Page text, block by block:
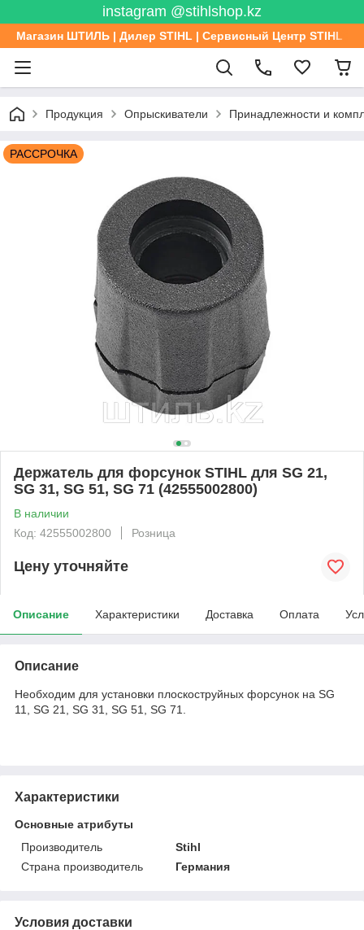
instagram @stihlshop.kz
Магазин ШТИЛЬ | Дилер STIHL | Сервисный Центр STIHL
Продукция Опрыскиватели Принадлежности и
РАССРОЧКА
Держатель для форсунок STIHL для SG 21,
SG 31, SG 51, SG 71 (42555002800)
В наличии
Код: 42555002800
Розница
Цену уточняйте
Описание Характеристики Доставка Оплата
Описание
Необходим для установки плоскоструйных форсунок на SG
11, SG 21, SG 31, SG 51, SG 71.
Характеристики
Основные атрибуты
Производитель
Stihl
Страна производитель
Германия
Условия доставки